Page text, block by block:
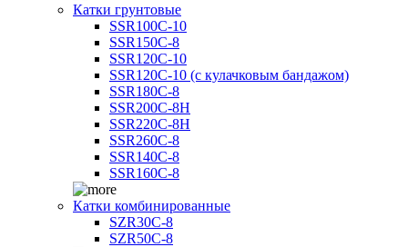
Катки грунтовые
SSR100C-10
SSR150C-8
SSR120C-10
SSR120C-10 (с кулачковым бандажом)
SSR180C-8
SSR200C-8H
SSR220C-8H
SSR260C-8
SSR140C-8
SSR160C-8
Катки комбинированные
SZR30C-8
SZR50C-8